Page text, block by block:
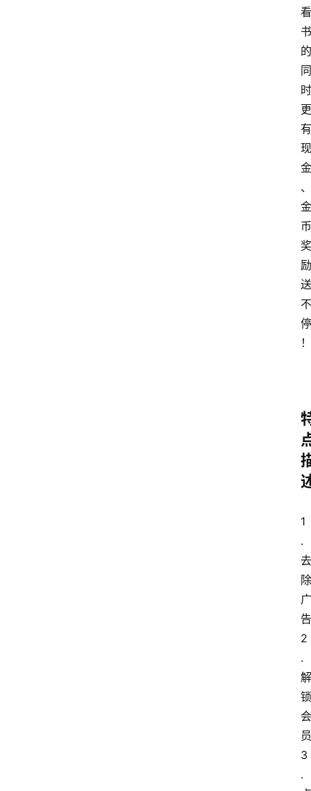
看
书
的
同
时
更
有
现
金
、
金
币
奖
励
送
不
停
！
1
.
去
除
广
告
2
.
解
锁
会
员
3
.